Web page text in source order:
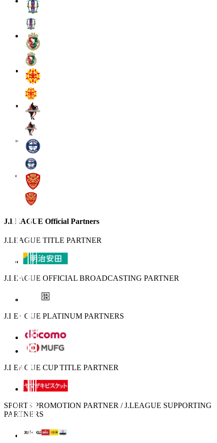
J.LEAGUE Official Partners
J.LEAGUE TITLE PARTNER
J.LEAGUE OFFICIAL BROADCASTING PARTNER
J.LEAGUE PLATINUM PARTNERS
J.LEAGUE CUP TITLE PARTNER
SPORTS PROMOTION PARTNER / J.LEAGUE SUPPORTING
PARTNERS